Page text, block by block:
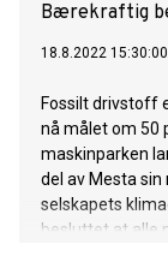
Bærekraftig
18.8.2022 15:30:00
Fossilt drivstoff
nå målet om 50
maskinparken
del av Mesta
selskapets
besluttet at alle